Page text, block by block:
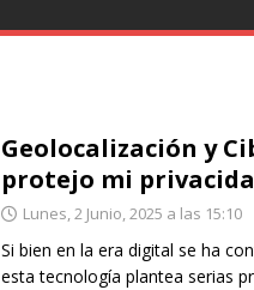
Geolocalización y
protejo mi
Lunes, 2 Junio, 2025 a las 15:10
Si bien en la era digital se ha
esta tecnología plantea serias